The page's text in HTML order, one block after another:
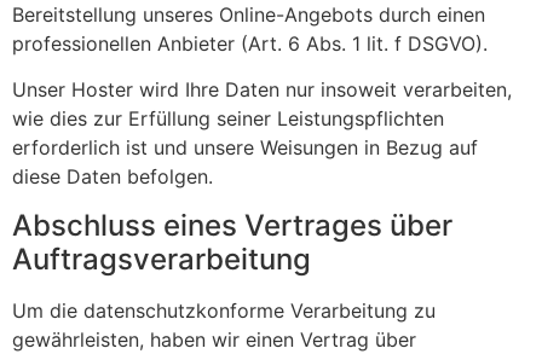
Bereitstellung unseres Online-Angebots durch einen
professionellen Anbieter (Art. 6 Abs. 1 lit. f DSGVO).
Unser Hoster wird Ihre Daten nur insoweit verarbeiten,
wie dies zur Erfüllung seiner Leistungspflichten
erforderlich ist und unsere Weisungen in Bezug auf
diese Daten befolgen.
Abschluss eines Vertrages über
Auftragsverarbeitung
Um die datenschutzkonforme Verarbeitung zu
gewährleisten, haben wir einen Vertrag über